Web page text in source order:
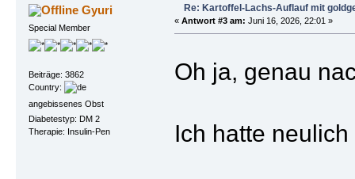
Gyuri
Special Member
Beiträge: 3862
Country:
angebissenes Obst
Diabetestyp: DM 2
Therapie: Insulin-Pen
Re: Kartoffel-Lachs-Auflauf mit
« Antwort #3 am: Juni 16, 2026, 22:01 »
Oh ja, genau
Ich hatte